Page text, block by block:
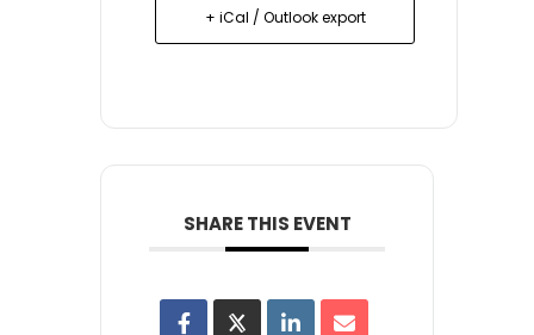
+ iCal / Outlook export
SHARE THIS EVENT